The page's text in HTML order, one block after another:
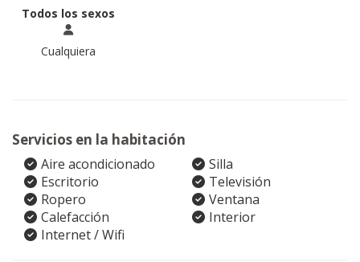
Todos los sexos
Cualquiera
Servicios en la habitación
Aire acondicionado
Silla
Escritorio
Televisión
Ropero
Ventana
Calefacción
Interior
Internet / Wifi